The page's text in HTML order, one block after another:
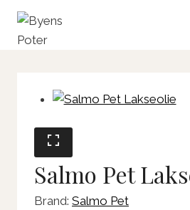
Fortsæt
indhold
Salmo Pet
Brand: Salmo Pet